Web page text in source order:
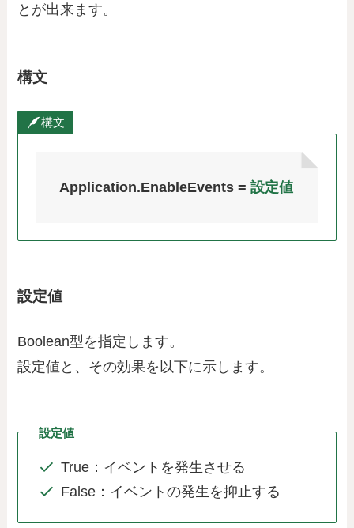
とが出来ます。
構文
構文
Application.EnableEvents = 設定値
設定値
Boolean型を指定します。
設定値と、その効果を以下に示します。
設定値
True：イベントを発生させる
False：イベントの発生を抑止する